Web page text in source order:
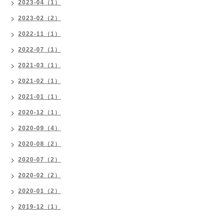
2023-04（1）
2023-02（2）
2022-11（1）
2022-07（1）
2021-03（1）
2021-02（1）
2021-01（1）
2020-12（1）
2020-09（4）
2020-08（2）
2020-07（2）
2020-02（2）
2020-01（2）
2019-12（1）